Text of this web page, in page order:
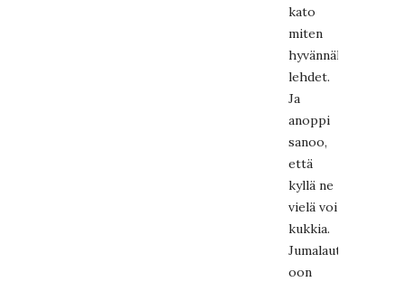
kato
miten
hyvännäköiset
lehdet.
Ja
anoppi
sanoo,
että
kyllä ne
vielä voi
kukkia.
Jumalauta
oon